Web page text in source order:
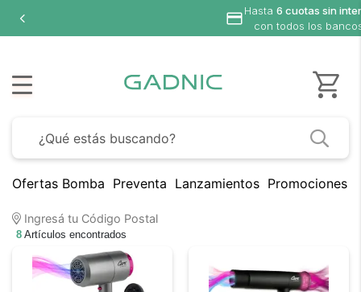
Hasta 6 cuotas sin
con todos los bancos
Ofertas Bomba Preventa Lanzamientos Promociones
Ingresá tu Código Postal
8 Artículos encontrados